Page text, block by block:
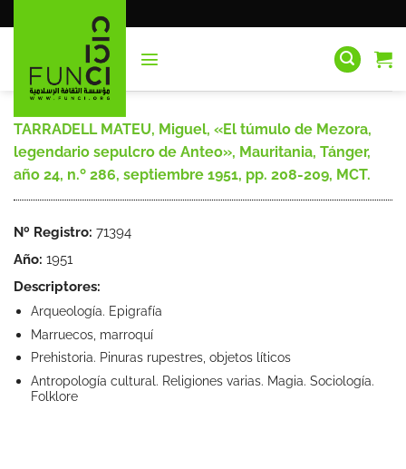
al
TARRADELL MATEU, Miguel, «El túmulo de Mezora,
legendario sepulcro de Anteo», Mauritania, Tánger,
año 24, n.º 286, septiembre 1951, pp. 208-209, MCT.
Nº Registro: 71394
Año: 1951
Descriptores:
Arqueología. Epigrafía
Marruecos, marroquí
Prehistoria. Pinuras rupestres, objetos líticos
Antropología cultural. Religiones varias. Magia. Sociología.
Folklore